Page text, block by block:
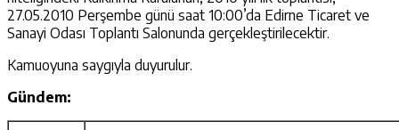
27.05.2010 Perşembe günü saat 10:00’da Edirne Ticaret ve
Sanayi Odası Toplantı Salonunda gerçekleştirilecektir.
Kamuoyuna saygıyla duyurulur.
Gündem: